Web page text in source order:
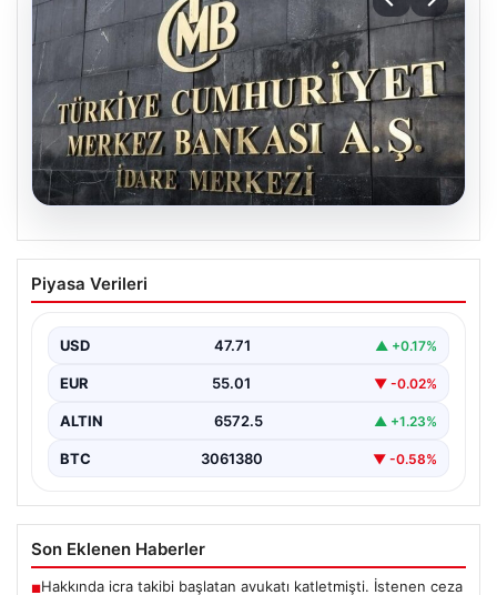
05.08.2026
Merkez Bankası Nisan Ayı Faiz Kararı Ne
Zaman Açıklanacak? Ekonomistlerin
Türkiye Cumhuriyet Merkez Bankası (TCMB) Para
üzere…
Piyasa Verileri
USD 47.71 ▲ +0.17%
EUR 55.01 ▼ -0.02%
ALTIN 6572.5 ▲ +1.23%
BTC 3061380 ▼ -0.58%
Son Eklenen Haberler
■Hakkında icra takibi başlatan avukatı katletmişti. İstenen ceza